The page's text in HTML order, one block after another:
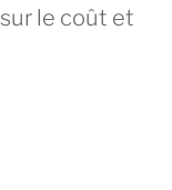
le coût et